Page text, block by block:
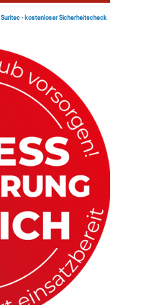
Suritec • kostenloser Sicherheitscheck